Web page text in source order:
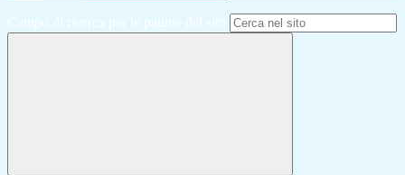
Campo di ricerca per le pagine del sito